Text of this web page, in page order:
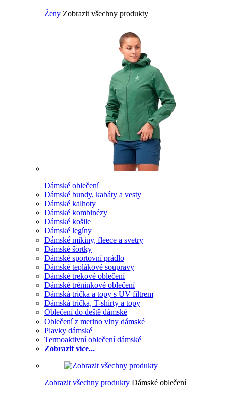
Ženy Zobrazit všechny produkty
Dámské oblečení
Dámské bundy, kabáty a vesty
Dámské kalhoty
Dámské kombinézy
Dámské košile
Dámské legíny
Dámské mikiny, fleece a svetry
Dámské šortky
Dámské sportovní prádlo
Dámské teplákové soupravy
Dámské trekové oblečení
Dámské tréninkové oblečení
Dámská trička a topy s UV filtrem
Dámská trička, T-shirty a topy
Oblečení do deště dámské
Oblečení z merino vlny dámské
Plavky dámské
Termoaktivní oblečení dámské
Zobrazit více...
Zobrazit všechny produkty Dámské oblečení